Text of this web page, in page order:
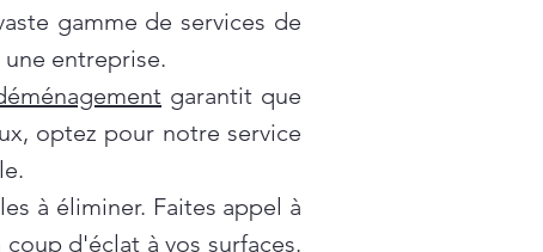
gamme de services de
entreprise.
garantit que
optez pour notre service
à éliminer. Faites appel à
d'éclat à vos surfaces.